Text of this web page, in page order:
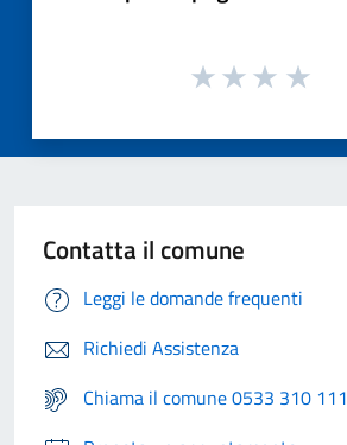
Contatta il comune
Leggi le domande frequenti
Richiedi Assistenza
Chiama il comune 0533 310 111